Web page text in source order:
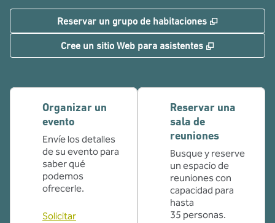
Reservar un grupo de habitaciones ,
Cree un sitio Web para asistentes ,
Organizar un
evento
Envíe los detalles
de su evento para
saber qué
podemos
ofrecerle.
Solicitar
Reservar una
sala de
reuniones
Busque y reserve
un espacio de
reuniones con
capacidad para
hasta
35 personas.